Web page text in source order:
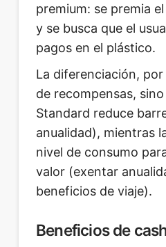
premium: se premia
y se busca que el
pagos en el plástico.
La diferenciación,
de recompensas,
Standard reduce
anualidad), mientras
nivel de consumo
valor (exentar
beneficios de viaje).
Beneficios de